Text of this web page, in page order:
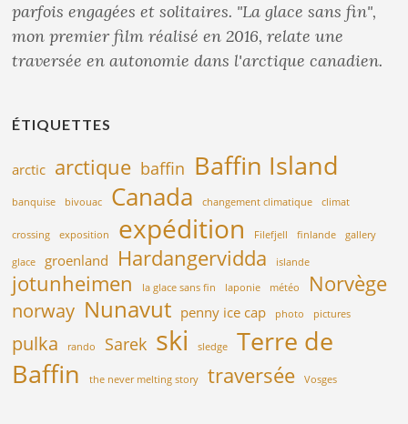
parfois engagées et solitaires. "La glace sans fin",
mon premier film réalisé en 2016, relate une
traversée en autonomie dans l'arctique canadien.
ÉTIQUETTES
arctic arctique baffin Baffin Island
banquise bivouac Canada changement climatique climat
crossing exposition expédition Filefjell finlande gallery
glace groenland Hardangervidda islande
jotunheimen la glace sans fin laponie météo Norvège
norway Nunavut penny ice cap photo pictures
pulka rando Sarek ski sledge
Terre de
Baffin
the never melting story traversée Vosges